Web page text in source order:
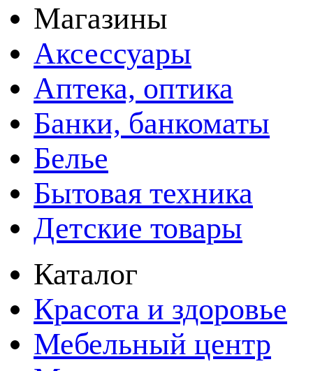
Магазины
Аксессуары
Аптека, оптика
Банки, банкоматы
Белье
Бытовая техника
Детские товары
Каталог
Красота и здоровье
Мебельный центр